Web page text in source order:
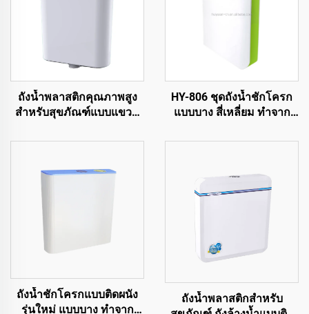
ถังน้ำพลาสติกคุณภาพสูง
สำหรับสุขภัณฑ์แบบแขวน
HY-806 ชุดถังน้ำชักโครก
แบบบาง สี่เหลี่ยม ทำจาก
ถังน้ำชักโครกแบบติดผนัง
รุ่นใหม่ แบบบาง ทำจาก
ถังน้ำพลาสติกสำหรับ